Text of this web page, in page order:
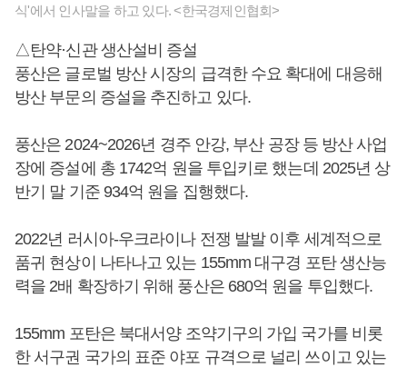
식'에서 인사말을 하고 있다. <한국경제인협회>
△탄약·신관 생산설비 증설
풍산은 글로벌 방산 시장의 급격한 수요 확대에 대응해
방산 부문의 증설을 추진하고 있다.
풍산은 2024~2026년 경주 안강, 부산 공장 등 방산 사업
장에 증설에 총 1742억 원을 투입키로 했는데 2025년 상
반기 말 기준 934억 원을 집행했다.
2022년 러시아-우크라이나 전쟁 발발 이후 세계적으로
품귀 현상이 나타나고 있는 155mm 대구경 포탄 생산능
력을 2배 확장하기 위해 풍산은 680억 원을 투입했다.
155mm 포탄은 북대서양 조약기구의 가입 국가를 비롯
한 서구권 국가의 표준 야포 규격으로 널리 쓰이고 있는